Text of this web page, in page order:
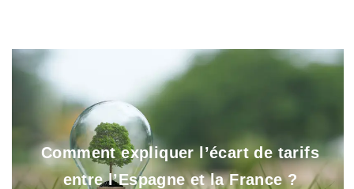
Comment expliquer l’écart de tarifs
entre l’Espagne et la France ?